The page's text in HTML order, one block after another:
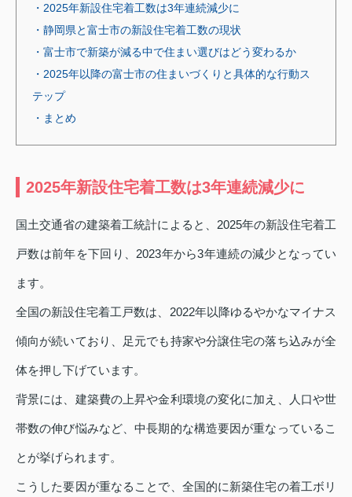
・2025年新設住宅着工数は3年連続減少に
・静岡県と富士市の新設住宅着工数の現状
・富士市で新築が減る中で住まい選びはどう変わるか
・2025年以降の富士市の住まいづくりと具体的な行動ス
テップ
・まとめ
2025年新設住宅着工数は3年連続減少に
国土交通省の建築着工統計によると、2025年の新設住宅着工
戸数は前年を下回り、2023年から3年連続の減少となってい
ます。
全国の新設住宅着工戸数は、2022年以降ゆるやかなマイナス
傾向が続いており、足元でも持家や分譲住宅の落ち込みが全
体を押し下げています。
背景には、建築費の上昇や金利環境の変化に加え、人口や世
帯数の伸び悩みなど、中長期的な構造要因が重なっているこ
とが挙げられます。
こうした要因が重なることで、全国的に新築住宅の着工ボリ